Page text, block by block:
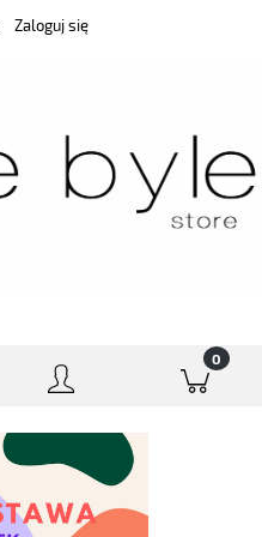
Zaloguj się